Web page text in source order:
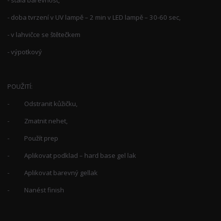
- doba tvrzení v UV lampě – 2 min v LED lampě – 30-60 sec,
- v lahvičce se štětečkem
- výpotkový
POUŽITÍ:
- Odstranit kůžičku,
- Zmatnit nehet,
- Použít prep
- Aplikovat podklad – hard base gel lak
- Aplikovat barevný gellak
- Nanést finish